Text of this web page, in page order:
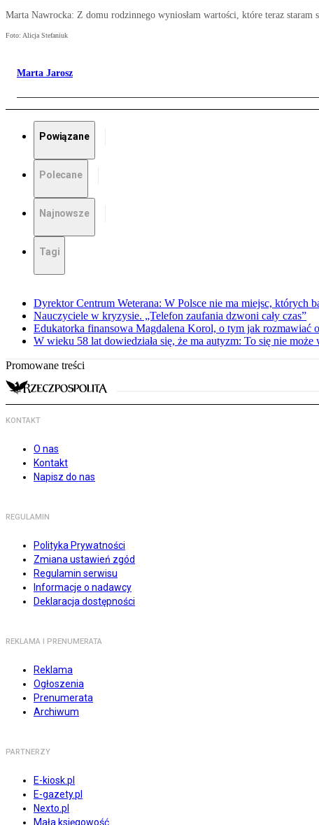
Marta Nawrocka: Z domu rodzinnego wyniosłam wartości, które teraz staram
Foto: Alicja Stefaniuk
Marta Jarosz
Powiązane
Polecane
Najnowsze
Tagi
Dyrektor Centrum Weterana: W Polsce nie ma miejsc, których
Nauczyciele w kryzysie. „Telefon zaufania dzwoni cały czas”
Edukatorka finansowa Magdalena Korol, o tym jak rozmawiać
W wieku 58 lat dowiedziała się, że ma autyzm: To się nie może
Promowane treści
KONTAKT
O nas
Kontakt
Napisz do nas
REGULAMIN
Polityka Prywatności
Zmiana ustawień zgód
Regulamin serwisu
Informacje o nadawcy
Deklaracja dostępności
REKLAMA I PRENUMERATA
Reklama
Ogłoszenia
Prenumerata
Archiwum
PARTNERZY
E-kiosk.pl
E-gazety.pl
Nexto.pl
Mała księgowość